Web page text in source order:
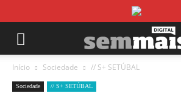
Início Sociedade // S+ SETÚBAL
Sociedade // S+ SETÚBAL